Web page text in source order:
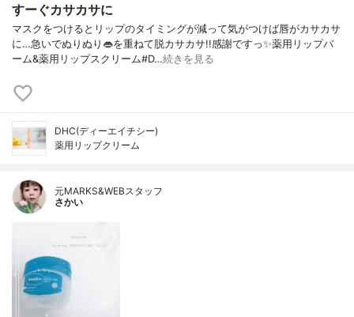
すーぐカサカサに
マスクをつけるとリップのタイミングが減って気がつけば唇がカサカサ
に…急いでぬりぬり👄を重ねて脱カサカサ!!感謝ですっ✨薬用リップバ
ーム&薬用リップスクリーム#D…続きを見る
DHC(ディーエイチシー)
薬用リップクリーム
元MARKS&WEBスタッフ
さかい